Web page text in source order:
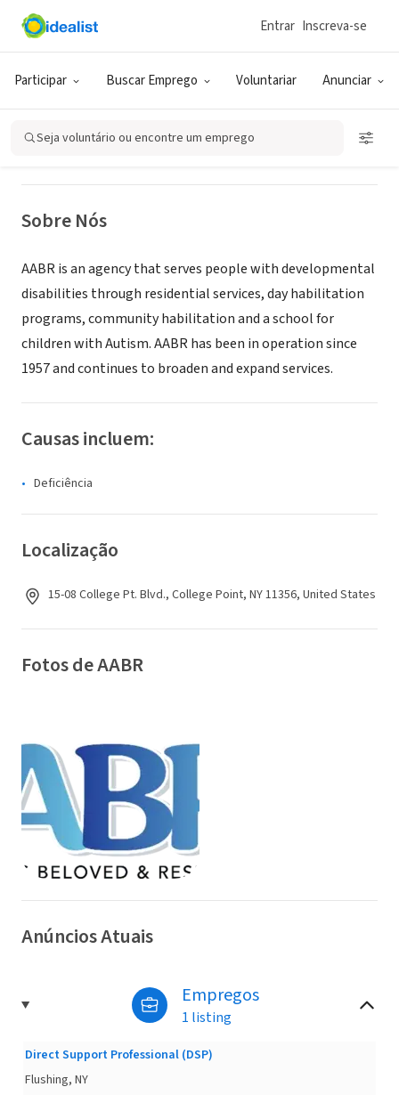
Participar Buscar Emprego Voluntariar Anunciar
Entrar Inscreva-se
Seja voluntário ou encontre um emprego
ONG (SETOR SOCIAL)
AABR
Sobre Nós
AABR is an agency that serves people with developmental
disabilities through residential services, day habilitation
programs, community habilitation and a school for
children with Autism. AABR has been in operation since
1957 and continues to broaden and expand services.
Causas incluem:
Deficiência
Localização
15-08 College Pt. Blvd., College Point, NY 11356, United States
Fotos de AABR
Anúncios Atuais
Empregos
1 listing
Direct Support Professional (DSP)
Flushing, NY